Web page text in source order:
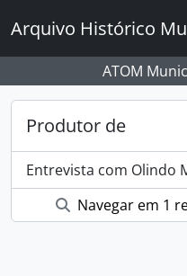
Arquivo Histórico
ATOM
Produtor de
Entrevista com Olindo
Navegar em 1